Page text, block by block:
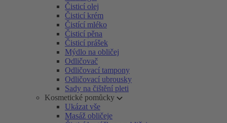
Čisticí olej
Čisticí krém
Čistící mléko
Čisticí pěna
Čisticí prášek
Mýdlo na obličej
Odličovač
Odličovací tampony
Odličovací ubrousky
Sady na čištění pleti
Kosmetické pomůcky
Ukázat vše
Masáž obličeje